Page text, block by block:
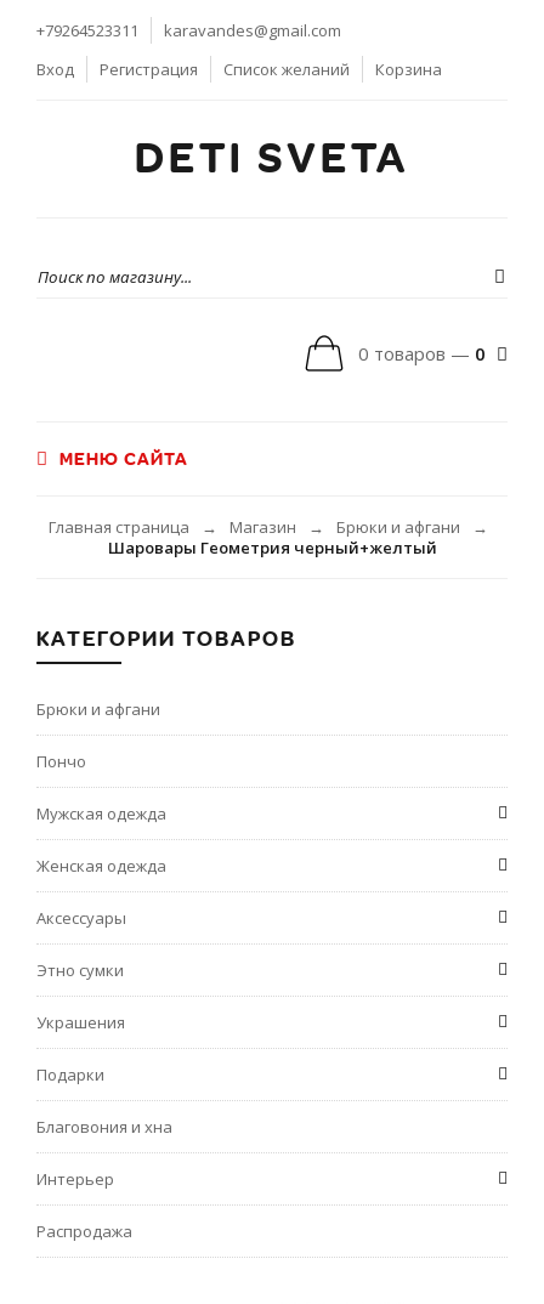
+79264523311
karavandes@gmail.com
Вход
Регистрация Список желаний Корзина
DETI SVETA
0 товаров — 0
МЕНЮ САЙТА
Главная страница → Магазин → Брюки и афгани →
Шаровары Геометрия черный+желтый
КАТЕГОРИИ ТОВАРОВ
Брюки и афгани
Пончо
Мужская одежда
Женская одежда
Аксессуары
Этно сумки
Украшения
Подарки
Благовония и хна
Интерьер
Распродажа